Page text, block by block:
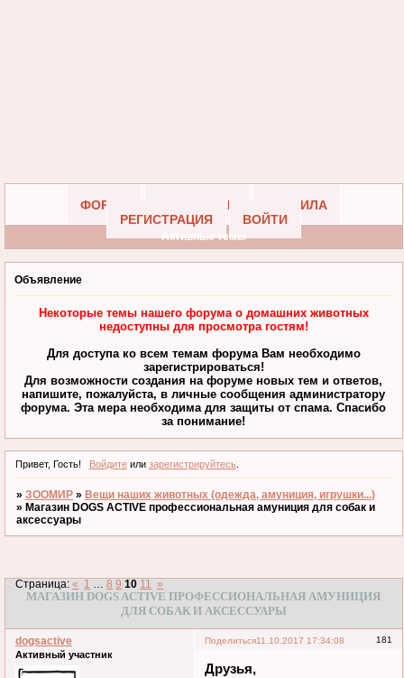
ФОРУМ УЧАСТНИКИ
ПРАВИЛА
РЕГИСТРАЦИЯ
ВОЙТИ
Активные темы
Объявление
Некоторые темы нашего форума о домашних животных
недоступны для просмотра гостям!
Для доступа ко всем темам форума Вам необходимо
зарегистрироваться!
Для возможности создания на форуме новых тем и ответов,
напишите, пожалуйста, в личные сообщения администратору
форума. Эта мера необходима для защиты от спама. Спасибо
за понимание!
Привет, Гость! Войдитеили зарегистрируйтесь.
»ЗООМИР » Вещи наших животных (одежда, амуниция, игрушки...)
» Магазин DOGS ACTIVE профессиональная амуниция для собак и
аксессуары
МАГАЗИН DOGS ACTIVE ПРОФЕССИОНАЛЬНАЯ АМУНИЦИЯ
ДЛЯ СОБАК И АКСЕССУАРЫ
Страница:« 1 … 8 9 10 11 »
Поделиться 181
11.10.2017 17:34:08
dogsactive
Активный участник
Друзья,